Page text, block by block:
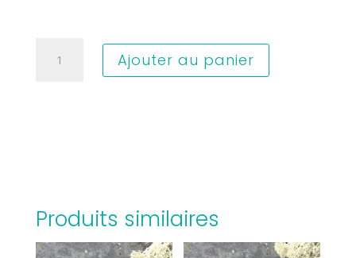
Ajouter au panier
Produits similaires